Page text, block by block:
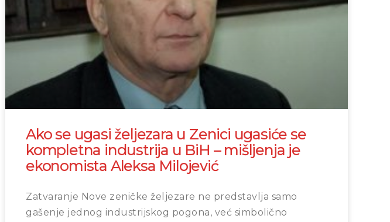
Ako se ugasi željezara u Zenici ugasiće se
kompletna industrija u BiH – mišljenja je
ekonomista Aleksa Milojević
Zatvaranje Nove zeničke željezare ne predstavlja samo
gašenje jednog industrijskog pogona, već simbolično